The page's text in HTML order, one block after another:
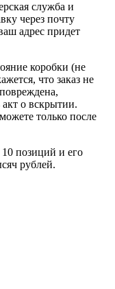
служба и
через почту
адрес придет
коробки (не
что заказ не
акт о вскрытии.
только после
позиций и его
рублей.